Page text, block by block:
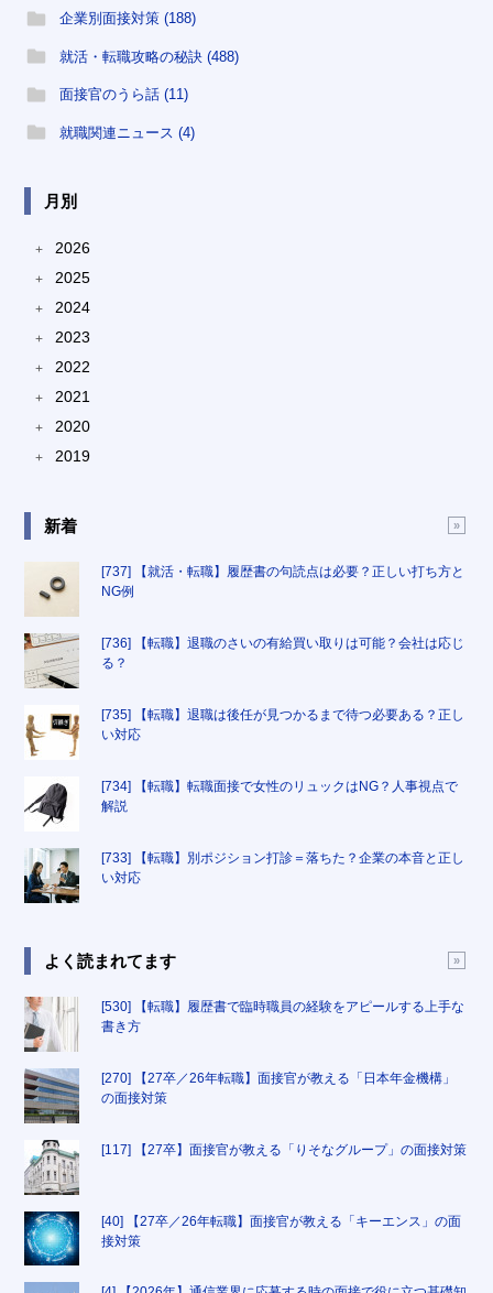
企業別面接対策 (188)
就活・転職攻略の秘訣 (488)
面接官のうら話 (11)
就職関連ニュース (4)
月別
+ 2026
+ 2025
+ 2024
+ 2023
+ 2022
+ 2021
+ 2020
+ 2019
新着
[737] 【就活・転職】履歴書の句読点は必要？正しい打ち方と
NG例
[736] 【転職】退職のさいの有給買い取りは可能？会社は応じ
る？
[735] 【転職】退職は後任が見つかるまで待つ必要ある？正し
い対応
[734] 【転職】転職面接で女性のリュックはNG？人事視点で
解説
[733] 【転職】別ポジション打診＝落ちた？企業の本音と正し
い対応
よく読まれてます
[530] 【転職】履歴書で臨時職員の経験をアピールする上手な
書き方
[270] 【27卒／26年転職】面接官が教える「日本年金機構」
の面接対策
[117] 【27卒】面接官が教える「りそなグループ」の面接対策
[40] 【27卒／26年転職】面接官が教える「キーエンス」の面
接対策